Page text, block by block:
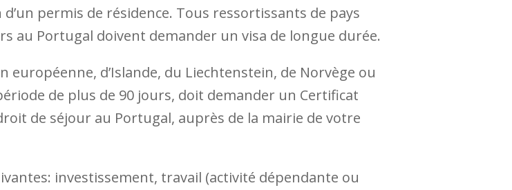
permis de résidence. Tous ressortissants de pays
au Portugal doivent demander un visa de longue durée.
européenne, d’Islande, du Liechtenstein, de Norvège ou
de plus de 90 jours, doit demander un Certificat
de séjour au Portugal, auprès de la mairie de votre
investissement, travail (activité dépendante ou